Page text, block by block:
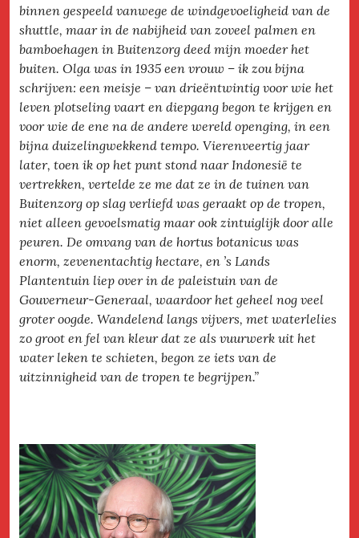
binnen gespeeld vanwege de windgevoeligheid van de
shuttle, maar in de nabijheid van zoveel palmen en
bamboehagen in Buitenzorg deed mijn moeder het
buiten. Olga was in 1935 een vrouw – ik zou bijna
schrijven: een meisje – van drieëntwintig voor wie het
leven plotseling vaart en diepgang begon te krijgen en
voor wie de ene na de andere wereld openging, in een
bijna duizelingwekkend tempo. Vierenveertig jaar
later, toen ik op het punt stond naar Indonesië te
vertrekken, vertelde ze me dat ze in de tuinen van
Buitenzorg op slag verliefd was geraakt op de tropen,
niet alleen gevoelsmatig maar ook zintuiglijk door alle
peuren. De omvang van de hortus botanicus was
enorm, zevenentachtig hectare, en ’s Lands
Plantentuin liep over in de paleistuin van de
Gouverneur-Generaal, waardoor het geheel nog veel
groter oogde. Wandelend langs vijvers, met waterlelies
zo groot en fel van kleur dat ze als vuurwerk uit het
water leken te schieten, begon ze iets van de
uitzinnigheid van de tropen te begrijpen.”